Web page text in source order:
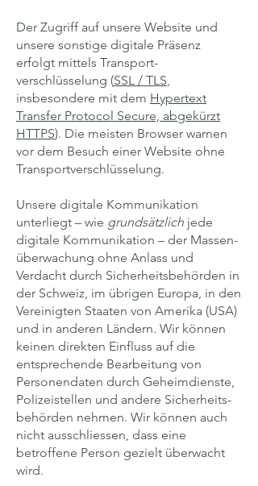
Der Zugriff auf unsere Website und
unsere sonstige digitale Präsenz
erfolgt mittels Transport­
verschlüsselung (SSL / TLS,
insbesondere mit dem Hypertext
Transfer Protocol Secure, abgekürzt
HTTPS). Die meisten Browser warnen
vor dem Besuch einer Website ohne
Transport­verschlüsselung.
Unsere digitale Kommunikation
unterliegt – wie grundsätzlich jede
digitale Kommunikation – der Massen­
überwachung ohne Anlass und
Verdacht durch Sicher­heitsbehörden in
der Schweiz, im übrigen Europa, in den
Vereinigten Staaten von Amerika (USA)
und in anderen Ländern. Wir können
keinen direkten Einfluss auf die
entsprechende Bearbeitung von
Personen­daten durch Geheim­dienste,
Polizei­stellen und andere Sicherheits­
behörden nehmen. Wir können auch
nicht ausschliessen, dass eine
betroffene Person gezielt überwacht
wird.